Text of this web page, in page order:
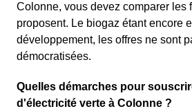
Colonne, vous devez comparer les
proposent. Le biogaz étant encore
développement, les offres ne sont
démocratisées.
Quelles démarches pour
d'électricité verte à Colonne ?